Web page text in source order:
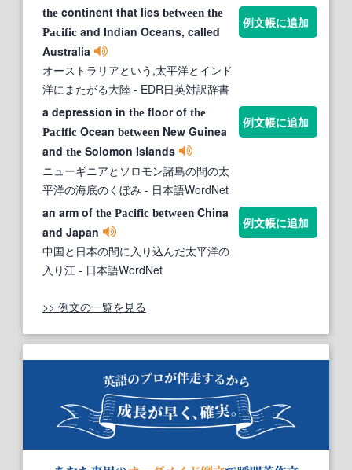
the continent that lies between the
Pacific and Indian Oceans, called
Australia
オーストラリアという,太平洋とインド
洋にまたがる大陸 - EDR日英対訳辞書
例文帳に追加
a depression in the floor of the
Pacific Ocean between New Guinea
and the Solomon Islands
ニューギニアとソロモン諸島の間の太
平洋の海底のくぼみ - 日本語WordNet
例文帳に追加
an arm of the Pacific between China
and Japan
中国と日本の間に入り込んだ太平洋の
入り江 - 日本語WordNet
例文帳に追加
>> 例文の一覧を見る